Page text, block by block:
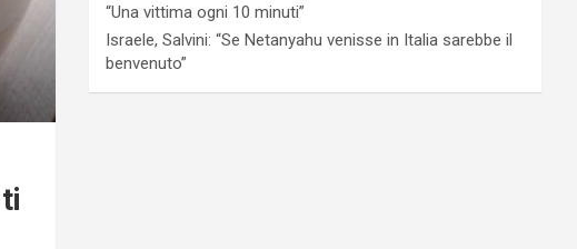
“Una vittima ogni 10 minuti”
Israele, Salvini: “Se Netanyahu venisse in Italia sarebbe il
benvenuto”